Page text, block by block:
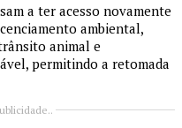
a ter acesso novamente
ambiental,
animal e
permitindo a retomada